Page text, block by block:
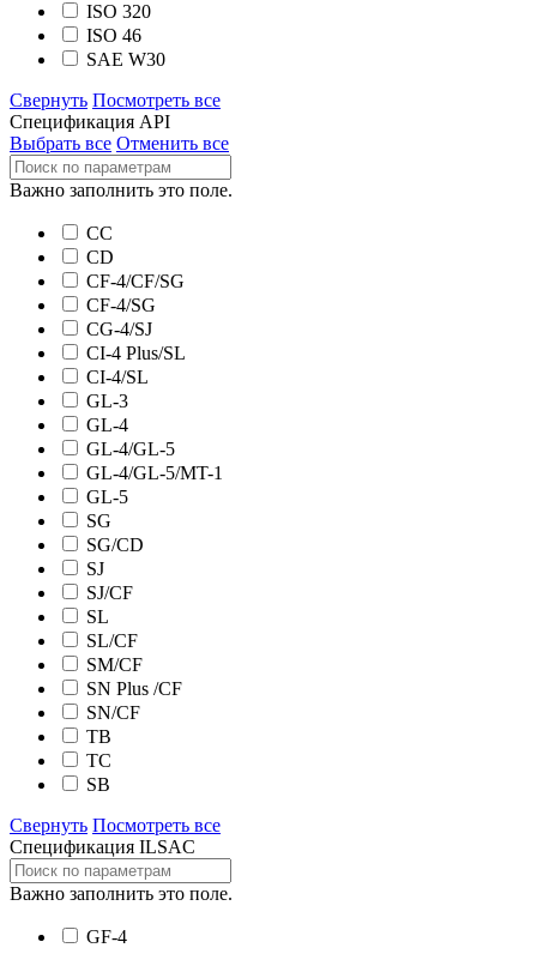
ISO 320
ISO 46
SAE W30
Свернуть Посмотреть все
Спецификация API
Выбрать все Отменить все
Важно заполнить это поле.
CC
CD
CF-4/CF/SG
CF-4/SG
CG-4/SJ
CI-4 Plus/SL
CI-4/SL
GL-3
GL-4
GL-4/GL-5
GL-4/GL-5/MT-1
GL-5
SG
SG/CD
SJ
SJ/CF
SL
SL/CF
SM/CF
SN Plus /CF
SN/CF
TB
TC
SB
Свернуть Посмотреть все
Спецификация ILSAC
Важно заполнить это поле.
GF-4